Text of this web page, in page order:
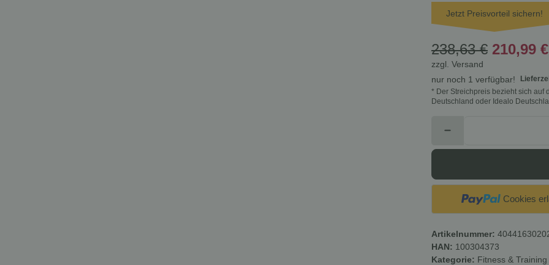
Jetzt Preisvorteil sichern!
238,63 € 210,99
zzgl. Versand
nur noch 1 verfügbar!
* Der Streichpreis bezieht sich auf
Deutschland oder Idealo
Cookies
Artikelnummer:
HAN: 100304373
Kategorie: Fitness & Training